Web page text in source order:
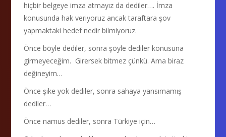
hiçbir belgeye imza atmayız da dediler…. İmza
konusunda hak veriyoruz ancak taraftara şov
yapmaktaki hedef nedir bilmiyoruz.
Önce böyle dediler, sonra şöyle dediler konusuna
girmeyeceğim. Girersek bitmez çünkü. Ama biraz
değineyim…
Önce şike yok dediler, sonra sahaya yansımamış
dediler…
Önce namus dediler, sonra Türkiye için…